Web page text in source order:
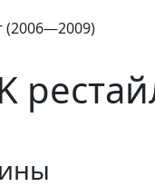
(2006—2009)